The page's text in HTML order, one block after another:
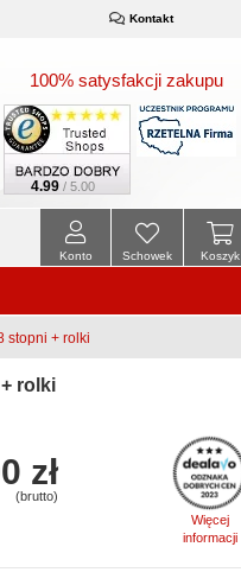
Kontakt
100% satysfakcji zakupu
4.99 / 5.00
Koszyk
Schowek
Konto
stopni + rolki
rolki
Więcej
informacji
zł
(brutto)